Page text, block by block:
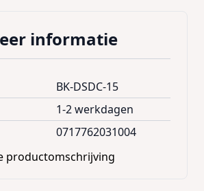
informatie
BK-DSDC-15
1-2 werkdagen
0717762031004
productomschrijving